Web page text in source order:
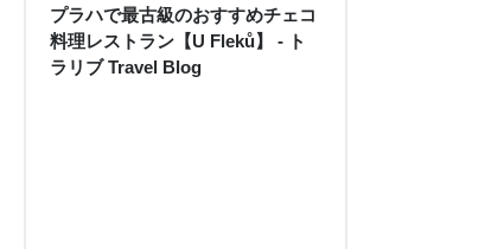
プラハで最古級のおすすめチェコ
料理レストラン【U Fleků】 - ト
ラリブ Travel Blog